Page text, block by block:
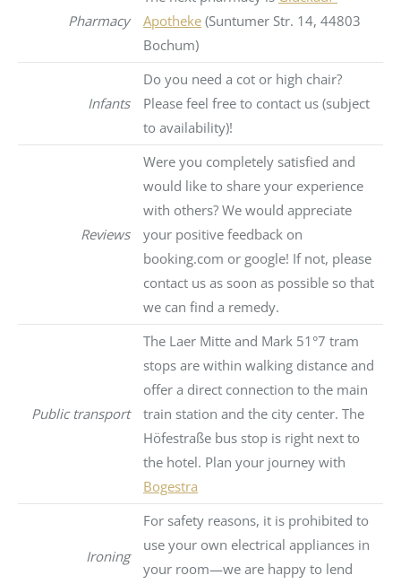
Pharmacy
Apotheke (Suntumer Str. 14, 44803
Bochum)
Infants
Do you need a cot or high chair?
Please feel free to contact us (subject
to availability)!
Reviews
Were you completely satisfied and
would like to share your experience
with others? We would appreciate
your positive feedback on
booking.com or google! If not, please
contact us as soon as possible so that
we can find a remedy.
Public transport
The Laer Mitte and Mark 51°7 tram
stops are within walking distance and
offer a direct connection to the main
train station and the city center. The
Höfestraße bus stop is right next to
the hotel. Plan your journey with
Bogestra
Ironing
For safety reasons, it is prohibited to
use your own electrical appliances in
your room—we are happy to lend